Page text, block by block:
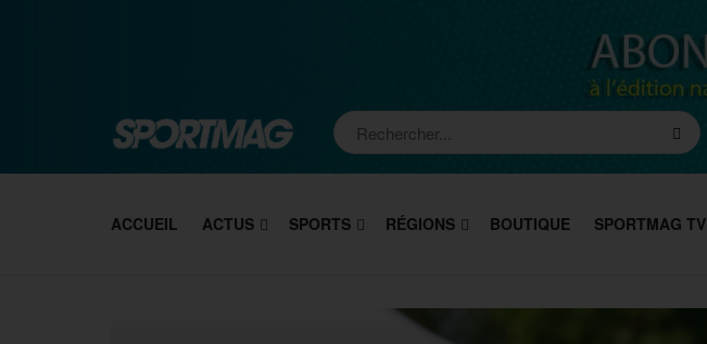
ACCUEIL ACTUS SPORTS RÉGIONS BOUTIQUE SPORTMAG TV